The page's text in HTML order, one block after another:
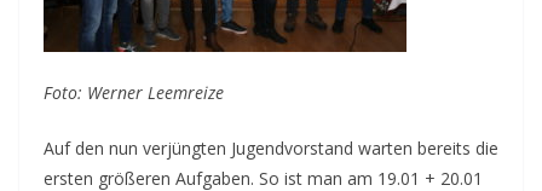
Foto: Werner Leemreize
Auf den nun verjüngten Jugendvorstand warten bereits die
ersten größeren Aufgaben. So ist man am 19.01 + 20.01